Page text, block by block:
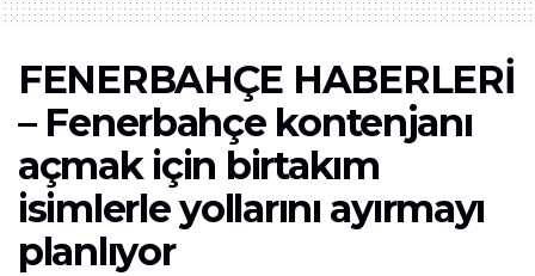
FENERBAHÇE HABERLERİ
– Fenerbahçe kontenjanı
açmak için birtakım
isimlerle yollarını ayırmayı
planlıyor